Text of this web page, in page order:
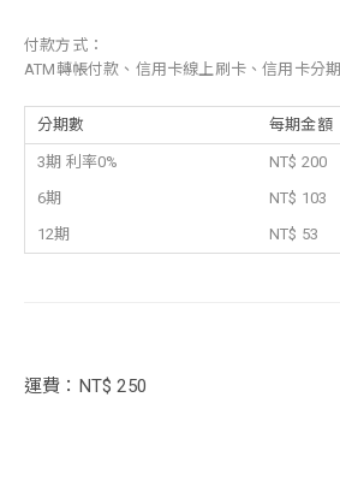
付款方式：
ATM轉帳付款、信用卡線上刷卡、信用卡分期
分期數 每期金額
3期 利率0%
NT$ 200
6期
NT$ 103
12期
NT$ 53
運費：NT$ 250